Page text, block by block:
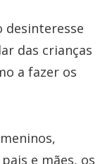
desinteresse
das crianças
a fazer os
e mães, os